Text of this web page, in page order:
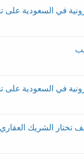
في السعودية على
في السعودية على
الشريك